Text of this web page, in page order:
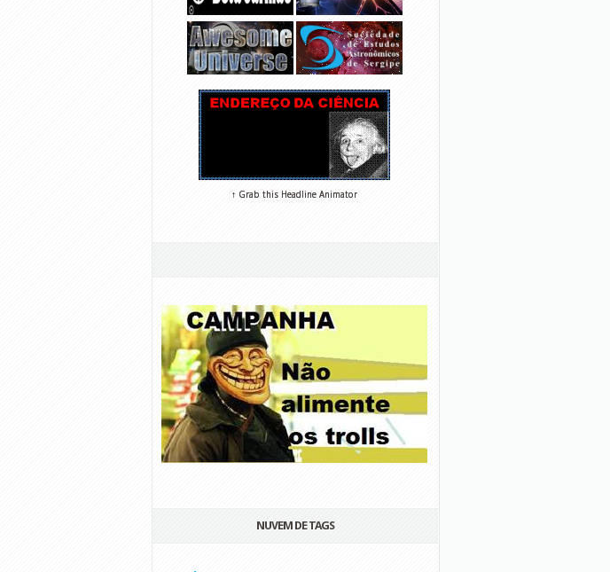
↑ Grab this Headline Animator
NUVEM DE TAGS